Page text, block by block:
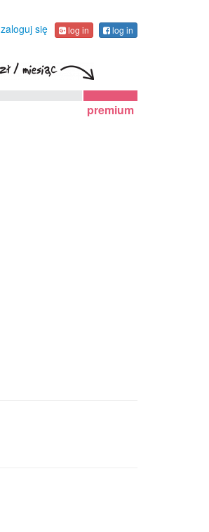
zaloguj się log in log in
premium